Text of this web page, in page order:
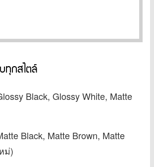
ทุกสไตล์
Black, Glossy White, Matte
Black, Matte Brown, Matte
ม่)